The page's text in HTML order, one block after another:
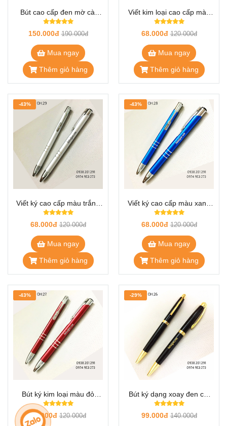
Bút cao cấp đen mờ cài
vàng OH.31
150.000đ 190.000đ
Mua ngay
Thêm giỏ hàng
Viết kim loại cao cấp màu
đen OH.30
68.000đ 120.000đ
Mua ngay
Thêm giỏ hàng
Viết ký cao cấp màu trắng
bạc OH.29
68.000đ 120.000đ
-43%
Mua ngay
Thêm giỏ hàng
Viết ký cao cấp màu xanh
dương OH.28
68.000đ 120.000đ
-43%
Mua ngay
Thêm giỏ hàng
Bút ký kim loại màu đỏ
OH.27
68.000đ 120.000đ
-43%
Bút ký dạng xoay đen cài
vàng OH.26 (bút vặn)
99.000đ 140.000đ
-29%